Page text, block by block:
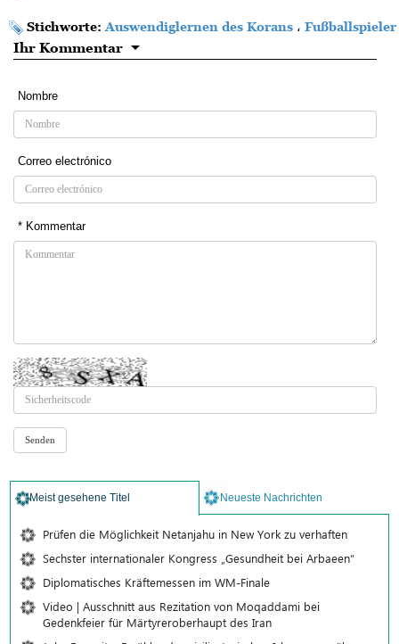
Stichworte: Auswendiglernen des Korans ، Fußballspieler
Ihr Kommentar
Nombre
Correo electrónico
* Kommentar
Meist gesehene Titel Neueste Nachrichten
Prüfen die Möglichkeit Netanjahu in New York zu verhaften
Sechster internationaler Kongress „Gesundheit bei Arbaeen“
Diplomatisches Kräftemessen im WM-Finale
Video | Ausschnitt aus Rezitation von Moqaddami bei
Gedenkfeier für Märtyreroberhaupt des Iran